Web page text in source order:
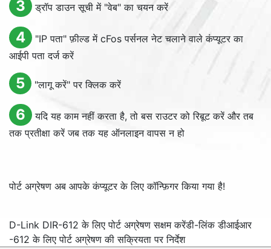
3 ड्रॉप डाउन सूची में "वेब" का चयन करें
4
"IP पता" फ़ील्ड में cFos पर्सनल नेट चलाने वाले कंप्यूटर का
आईपी पता दर्ज करें
5 "लागू करें" पर क्लिक करें
6
यदि यह काम नहीं करता है, तो बस राउटर को रिबूट करें और तब
तक प्रतीक्षा करें जब तक यह ऑनलाइन वापस न हो
पोर्ट अग्रेषण अब आपके कंप्यूटर के लिए कॉन्फ़िगर किया गया है!
D-Link DIR-612 के लिए पोर्ट अग्रेषण सक्षम करेंडी-लिंक डीआईआर
-612 के लिए पोर्ट अग्रेषण की सक्रियता पर निर्देश